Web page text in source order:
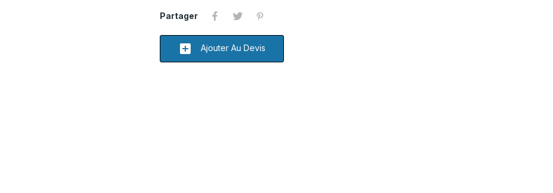
Partager
add_box Ajouter Au Devis